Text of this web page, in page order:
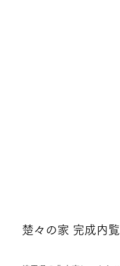
楚々の家 完成内